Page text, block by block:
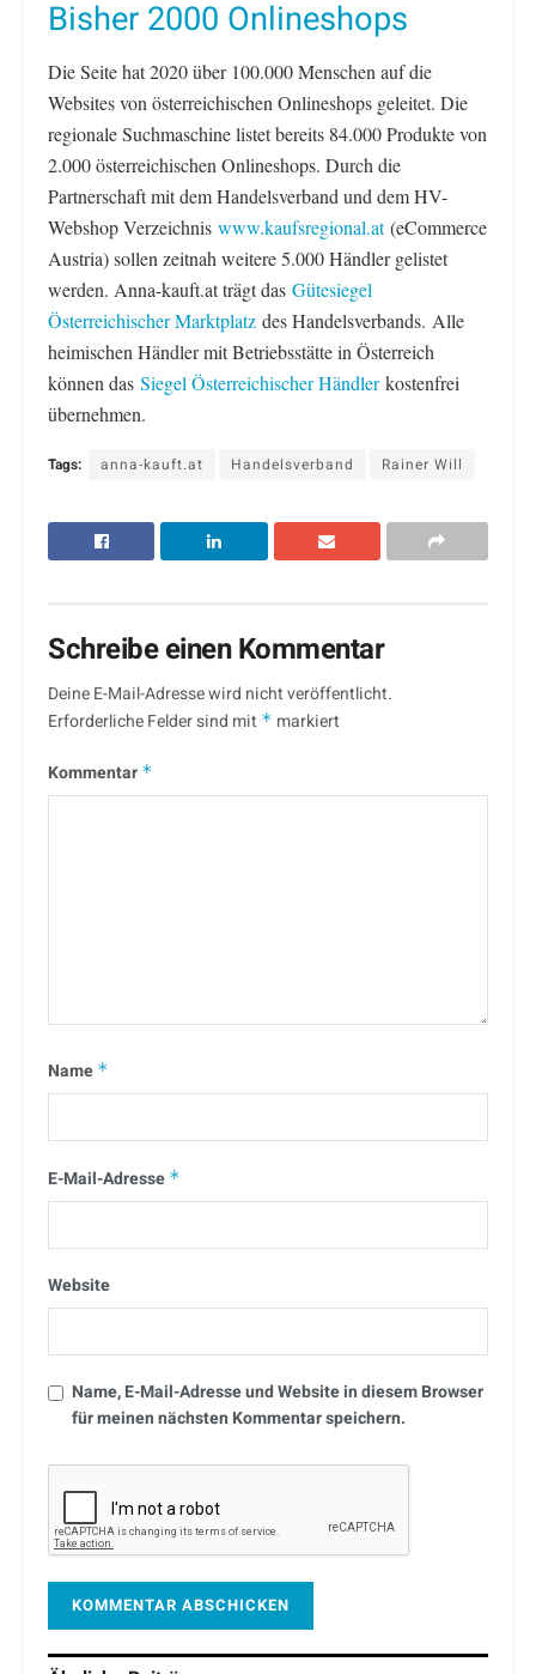
Bisher 2000 Onlineshops
Die Seite hat 2020 über 100.000 Menschen auf die
Websites von österreichischen Onlineshops geleitet. Die
regionale Suchmaschine listet bereits 84.000 Produkte von
2.000 österreichischen Onlineshops. Durch die
Partnerschaft mit dem Handelsverband und dem HV-
Webshop Verzeichnis www.kaufsregional.at(eCommerce
Austria) sollen zeitnah weitere 5.000 Händler gelistet
werden. Anna-kauft.at trägt das Gütesiegel
Österreichischer Marktplatz des Handelsverbands. Alle
heimischen Händler mit Betriebsstätte in Österreich
können das Siegel Österreichischer Händlerkostenfrei
übernehmen.
Tags: anna-kauft.at Handelsverband Rainer Will
Schreibe einen Kommentar
Deine E-Mail-Adresse wird nicht veröffentlicht.
Erforderliche Felder sind mit * markiert
Kommentar *
Name *
E-Mail-Adresse *
Website
Name, E-Mail-Adresse und Website in diesem Browser
für meinen nächsten Kommentar speichern.